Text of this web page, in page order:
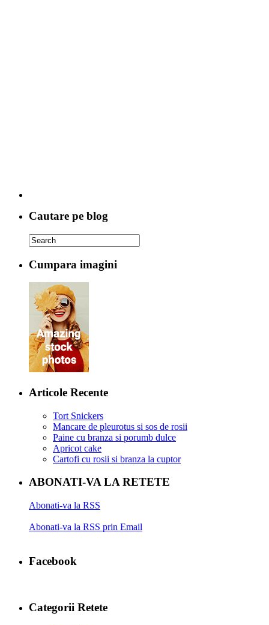
Cautare pe blog
Cumpara imagini
Articole Recente
Tort Snickers
Mancare de pleurotus si sos de rosii
Paine cu branza si porumb dulce
Apricot cake
Cartofi cu rosii si branza la cuptor
ABONATI-VA LA RETETE
Abonati-va la RSS
Abonati-va la RSS prin Email
Facebook
Categorii Retete